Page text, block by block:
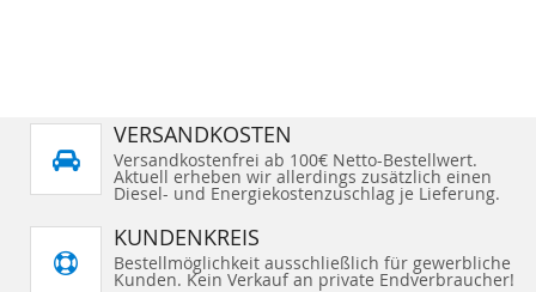
VERSANDKOSTEN
Versandkostenfrei ab 100€ Netto-Bestellwert.
Aktuell erheben wir allerdings zusätzlich einen
Diesel- und Energiekostenzuschlag je Lieferung.
KUNDENKREIS
Bestellmöglichkeit ausschließlich für gewerbliche
Kunden. Kein Verkauf an private Endverbraucher!